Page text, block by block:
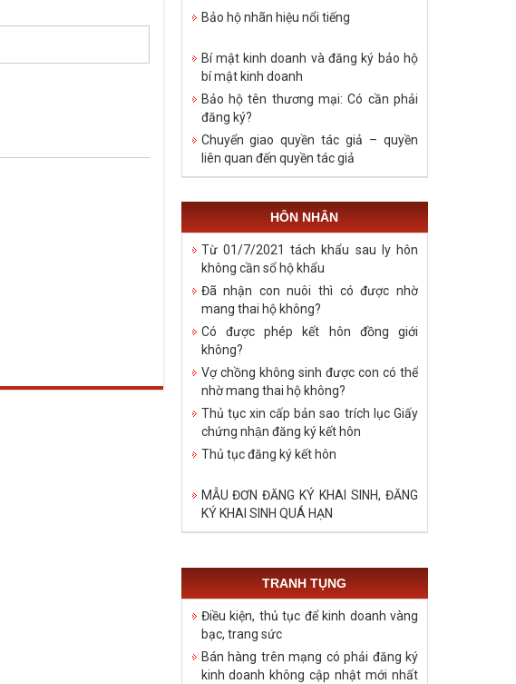
Bảo hộ nhãn hiệu nổi tiếng
Bí mật kinh doanh và đăng ký bảo hộ
bí mật kinh doanh
Bảo hộ tên thương mại: Có cần phải
đăng ký?
Chuyển giao quyền tác giả – quyền
liên quan đến quyền tác giả
HÔN NHÂN
Từ 01/7/2021 tách khẩu sau ly hôn
không cần sổ hộ khẩu
Đã nhận con nuôi thì có được nhờ
mang thai hộ không?
Có được phép kết hôn đồng giới
không?
Vợ chồng không sinh được con có thể
nhờ mang thai hộ không?
Thủ tục xin cấp bản sao trích lục Giấy
chứng nhận đăng ký kết hôn
Thủ tục đăng ký kết hôn
MẪU ĐƠN ĐĂNG KÝ KHAI SINH, ĐĂNG
KÝ KHAI SINH QUÁ HẠN
TRANH TỤNG
Điều kiện, thủ tục để kinh doanh vàng
bạc, trang sức
Bán hàng trên mạng có phải đăng ký
kinh doanh không cập nhật mới nhất